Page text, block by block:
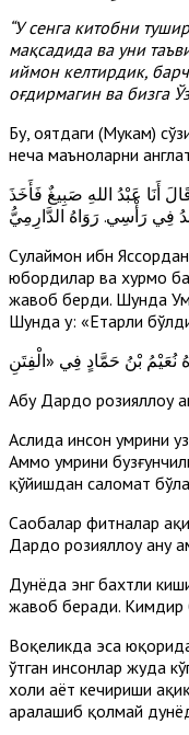
“У сенга китобни
мақсадида ва уни
иймон келтирдик,
оғдирмагин ва бизга
Бу, оятдаги (Муҳкам)
неча маъноларни
أَنَا عَبْدُ اللهِ صَبِيغٌ فَأَخَذَ
فِي رَأْسِي. رَوَاهُ الدَّارِمِيُّ
Сулаймон ибн
юбордилар ва хурмо
жавоб берди. Шунда
Шунда у: «Етарли
Абу Дардо розияллоҳу
Аслида инсон умрини
Аммо умрини
қўйишдан саломат
Саҳобалар фитналар
Дардо розияллоҳу
Дунёда энг бахтли
жавоб беради. Кимдир
Воқеликда эса
ўтган инсонлар жуда
холи ҳаёт кечириши
аралашиб қолмай